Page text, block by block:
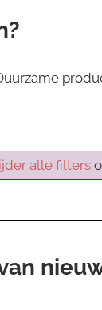
alle filters